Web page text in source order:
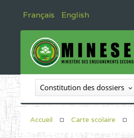
Français English
Constitution des dossiers
Accueil Carte scolaire